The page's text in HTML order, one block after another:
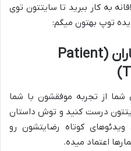
به کار ببرید تا سایتتون توی
توپ بهتون میگم:
داستان تجربه های بیماران (Patient
شما از تجربه موفقشون با شما
درست کنید و توش داستان
ویدئوهای کوتاه رضایتشون رو
اعتماد میده.